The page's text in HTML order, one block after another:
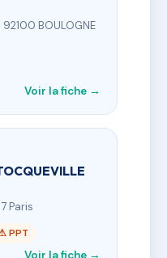
BOULOGNE
Voir la fiche →
Paris
PPT
Voir la fiche →